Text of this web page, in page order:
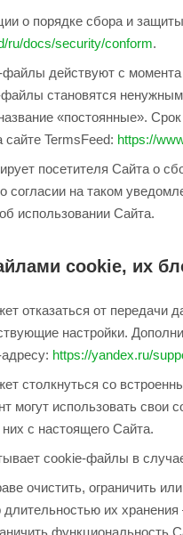
о порядке сбора и
ru/docs/security/conform.
действуют с
становятся
«постоянные».
сайте TermsFeed: https://
посетителя Сайта о
согласии на таком
использовании Сайта.
cookie, их
отказаться от
настройки.
https://yandex.ru/
столкнуться со
могут использовать
с настоящего Сайта.
cookie-файлы в
очистить, ограничить
их
функциональность